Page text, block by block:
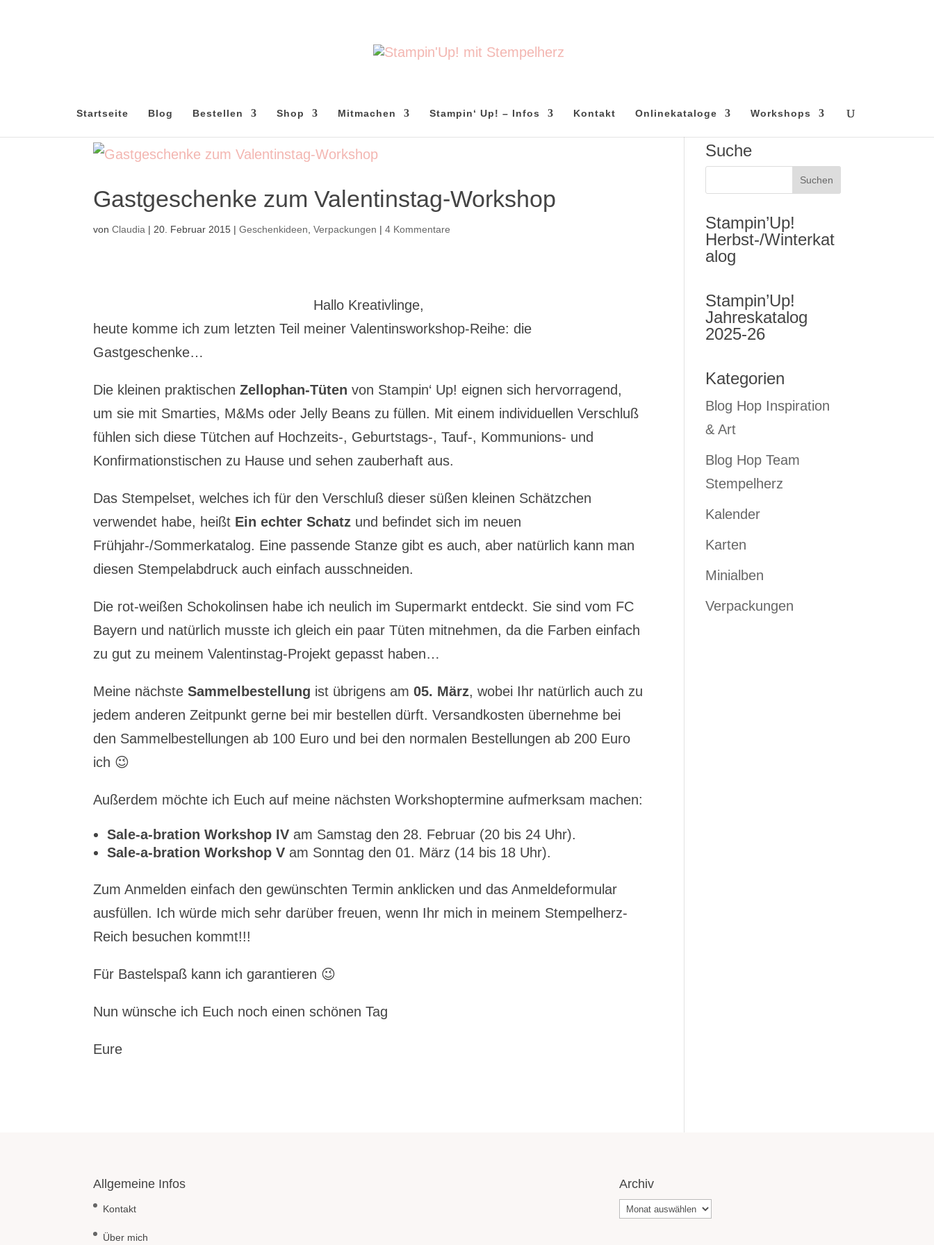
Startseite Blog Bestellen Shop Mitmachen Stampin‘ Up! – Infos Kontakt Onlinekataloge Workshops
Gastgeschenke zum Valentinstag-Workshop
vonClaudia | 20. Februar 2015 |Geschenkideen ,Verpackungen |4 Kommentare
Hallo Kreativlinge,
heute komme ich zum letzten Teil meiner Valentinsworkshop-Reihe: die
Gastgeschenke…
Die kleinen praktischenZellophan-Tüten von Stampin‘ Up! eignen sich hervorragend,
um sie mit Smarties, M&Ms oder Jelly Beans zu füllen. Mit einem individuellen Verschluß
fühlen sich diese Tütchen auf Hochzeits-, Geburtstags-, Tauf-, Kommunions- und
Konfirmationstischen zu Hause und sehen zauberhaft aus.
Das Stempelset, welches ich für den Verschluß dieser süßen kleinen Schätzchen
verwendet habe, heißt Ein echter Schatz und befindet sich im neuen
Frühjahr-/Sommerkatalog. Eine passende Stanze gibt es auch, aber natürlich kann man
diesen Stempelabdruck auch einfach ausschneiden.
Die rot-weißen Schokolinsen habe ich neulich im Supermarkt entdeckt. Sie sind vom FC
Bayern und natürlich musste ich gleich ein paar Tüten mitnehmen, da die Farben einfach
zu gut zu meinem Valentinstag-Projekt gepasst haben…
Meine nächsteSammelbestellung ist übrigens am05. März, wobei Ihr natürlich auch zu
jedem anderen Zeitpunkt gerne bei mir bestellen dürft. Versandkosten übernehme bei
den Sammelbestellungen ab 100 Euro und bei den normalen Bestellungen ab 200 Euro
ich 😉
Außerdem möchte ich Euch auf meine nächsten Workshoptermine aufmerksam machen:
Sale-a-bration Workshop IV am Samstag den 28. Februar (20 bis 24 Uhr).
Sale-a-bration Workshop V am Sonntag den 01. März (14 bis 18 Uhr).
Zum Anmelden einfach den gewünschten Termin anklicken und das Anmeldeformular
ausfüllen. Ich würde mich sehr darüber freuen, wenn Ihr mich in meinem Stempelherz-
Reich besuchen kommt!!!
Für Bastelspaß kann ich garantieren 😉
Nun wünsche ich Euch noch einen schönen Tag
Eure
Suche
Stampin’Up!
Herbst-/Winterkat
alog
Stampin’Up!
Jahreskatalog
2025-26
Kategorien
Blog Hop Inspiration
& Art
Blog Hop Team
Stempelherz
Kalender
Karten
Minialben
Verpackungen
Allgemeine Infos
Kontakt
Über mich
Archiv
Archiv